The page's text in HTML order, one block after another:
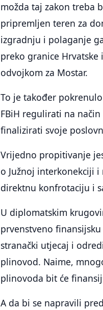
možda taj zakon treba
pripremljen teren za
izgradnju i polaganje
preko granice Hrvatske
odvojkom za Mostar.
To je također
FBiH regulirati na
finalizirati svoje
Vrijedno propitivanje
o Južnoj interkonekciji
direktnu konfrotaciju i
U diplomatskim
prvenstveno
stranački utjecaj i
plinovod. Naime,
plinovoda bit će
A da bi se napravili